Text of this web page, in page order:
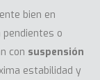
bien en
o
con suspensión
estabilidad y